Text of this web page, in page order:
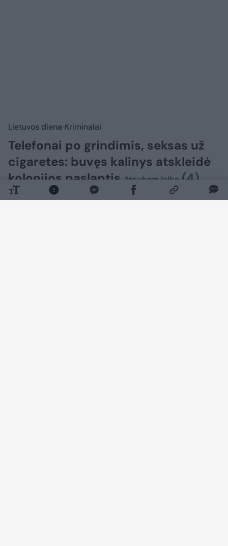
Lietuvos diena Kriminalai
Telefonai po grindimis, seksas už
cigaretes: buvęs kalinys atskleidė
kolonijos paslaptis Atsukam laiką (4)
2026 m. rugpjūčio 9 d. 18:05